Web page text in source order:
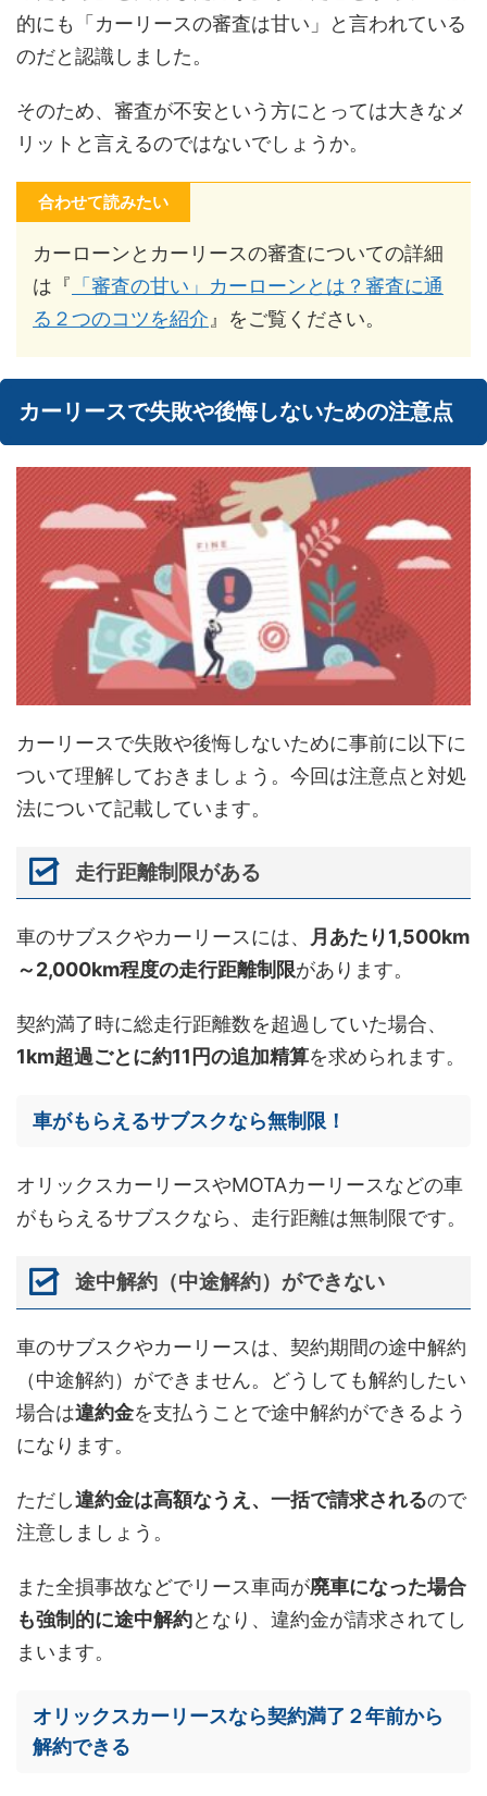
的にも「カーリースの審査は甘い」と言われている
のだと認識しました。
そのため、審査が不安という方にとっては大きなメ
リットと言えるのではないでしょうか。
合わせて読みたい
カーローンとカーリースの審査についての詳細
は『 「審査の甘い」カーローンとは？審査に通
る２つのコツを紹介』をご覧ください。
カーリースで失敗や後悔しないための注意点
カーリースで失敗や後悔しないために事前に以下に
ついて理解しておきましょう。今回は注意点と対処
法について記載しています。
走行距離制限がある
車のサブスクやカーリースには、 月あたり1,500km
～2,000km程度の走行距離制限があります。
契約満了時に総走行距離数を超過していた場合、
1km超過ごとに約11円の追加精算を求められます。
車がもらえるサブスクなら無制限！
オリックスカーリースやMOTAカーリースなどの車
がもらえるサブスクなら、走行距離は無制限です。
途中解約（中途解約）ができない
車のサブスクやカーリースは、契約期間の途中解約
（中途解約）ができません。どうしても解約したい
場合は違約金を支払うことで途中解約ができるよう
になります。
ただし違約金は高額なうえ、一括で請求されるので
注意しましょう。
また全損事故などでリース車両が廃車になった場合
も強制的に途中解約となり、違約金が請求されてし
まいます。
オリックスカーリースなら契約満了２年前から
解約できる